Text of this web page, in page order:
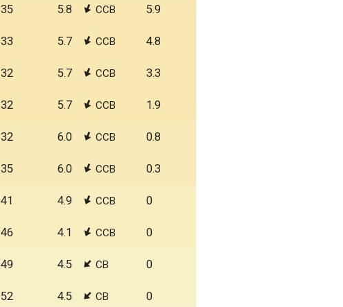
35 5.8 ССВ 5.9
33 5.7 ССВ 4.8
32 5.7 ССВ 3.3
32 5.7 ССВ 1.9
32 6.0 ССВ 0.8
35 6.0 ССВ 0.3
41 4.9 ССВ 0
46 4.1 ССВ 0
49 4.5 СВ 0
52 4.5 СВ 0